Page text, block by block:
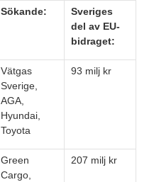
Sökande:
Sveriges
del av EU-
bidraget:
Vätgas
Sverige,
AGA,
Hyundai,
Toyota
93 milj kr
Green
Cargo,
207 milj kr